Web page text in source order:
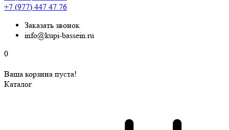
+7 (977) 447 47 76
Заказать звонок
info@kupi-bassein.ru
0
Ваша корзина пуста!
Каталог